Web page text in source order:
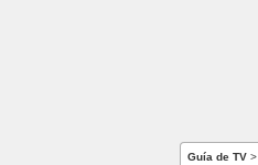
Guía de TV >